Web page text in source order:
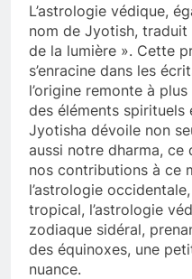
L’astrologie védique,
nom de Jyotish,
de la lumière ». Cette
s’enracine dans les
l’origine remonte à
des éléments spirituels
Jyotisha dévoile non
aussi notre dharma,
nos contributions à ce
l’astrologie
tropical, l’astrologie
zodiaque sidéral,
des équinoxes, une
nuance.